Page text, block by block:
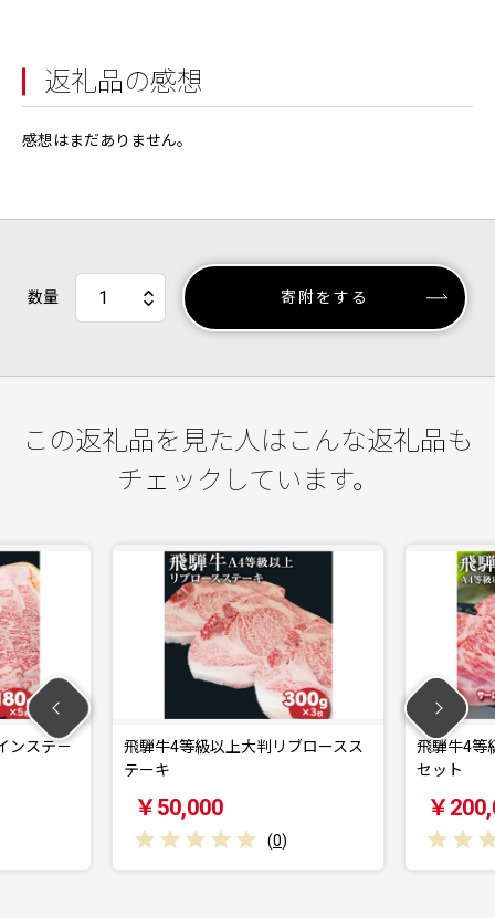
返礼品の感想
感想はまだありません。
数量 寄附をする
この返礼品を見た人はこんな返礼品も
チェックしています。
4等級以上大判リブロースス
飛騨牛4等級以上豪華贅沢ステー